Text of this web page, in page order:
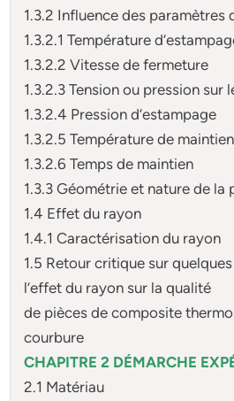
1.3.2 Influence des paramètres
1.3.2.1 Température
1.3.2.2 Vitesse de fermeture
1.3.2.3 Tension ou pression sur
1.3.2.4 Pression d’estampage
1.3.2.5 Température de maintien
1.3.2.6 Temps de maintien
1.3.3 Géométrie et nature de la
1.4 Effet du rayon
1.4.1 Caractérisation du rayon
1.5 Retour critique sur
l’effet du rayon sur la qualité
de pièces de composite
courbure
CHAPITRE 2 DÉMARCHE
2.1 Matériau